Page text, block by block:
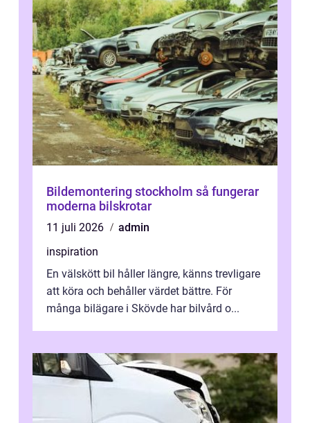
Bildemontering stockholm så fungerar
moderna bilskrotar
11 juli 2026
admin
inspiration
En välskött bil håller längre, känns trevligare
att köra och behåller värdet bättre. För
många bilägare i Skövde har bilvård o...